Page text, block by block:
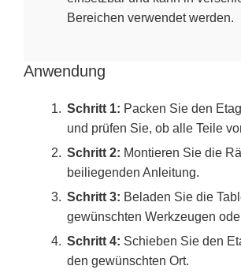
Bereichen verwendet werden.
Anwendung
Schritt 1: Packen Sie den
und prüfen Sie, ob alle Teile
Schritt 2: Montieren Sie die
beiliegenden Anleitung.
Schritt 3: Beladen Sie die
gewünschten Werkzeugen
Schritt 4: Schieben Sie den
den gewünschten Ort.